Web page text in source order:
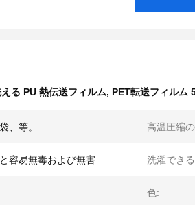
る PU 熱伝送フィルム, PET転送フィルム
、等。 高温圧縮
容易無毒および無害 洗濯でき
色: